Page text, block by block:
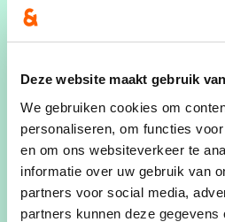
Deze website maakt gebruik
We gebruiken cookies om
personaliseren, om functies
en om ons websiteverkeer te
informatie over uw gebruik van
partners voor social media,
partners kunnen deze
Mijn naam is Hamid Aït-
geboren in Maaseik,
jeugdwerker in onze
Daarnaast ben ik actief
verenigingsleven en binnen
gemeenschap, waar ik heb
verbinding en
de volgende punten: